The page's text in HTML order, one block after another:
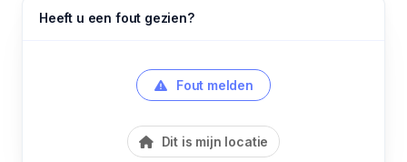
Heeft u een fout gezien?
Fout melden
Dit is mijn locatie